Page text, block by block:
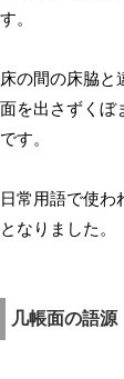
す。
床の間の床脇と
面を出さずくぼ
です。
日常用語で使
となりました。
几帳面の語源